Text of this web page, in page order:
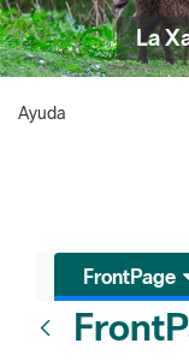
La
Ayuda
FrontPage